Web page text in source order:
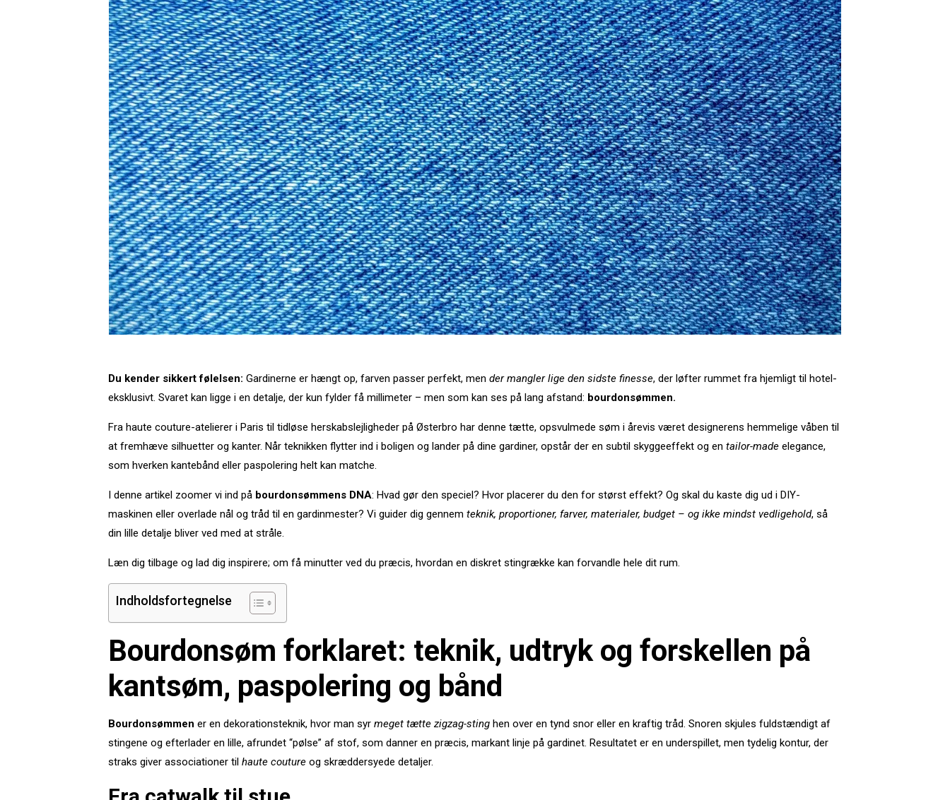
Du kender sikkert følelsen: Gardinerne er hængt op, farven passer perfekt, men der mangler lige den sidste finesse, der løfter rummet fra hjemligt til hotel-
eksklusivt. Svaret kan ligge i en detalje, der kun fylder få millimeter – men som kan ses på lang afstand: bourdonsømmen.
Fra haute couture-atelierer i Paris til tidløse herskabslejligheder på Østerbro har denne tætte, opsvulmede søm i årevis været designerens hemmelige våben til
at fremhæve silhuetter og kanter. Når teknikken flytter ind i boligen og lander på dine gardiner, opstår der en subtil skyggeeffekt og en tailor-madeelegance,
som hverken kantebånd eller paspolering helt kan matche.
I denne artikel zoomer vi ind på bourdonsømmens DNA: Hvad gør den speciel? Hvor placerer du den for størst effekt? Og skal du kaste dig ud i DIY-
maskinen eller overlade nål og tråd til en gardinmester? Vi guider dig gennem teknik, proportioner, farver, materialer, budget – og ikke mindst vedligehold, så
din lille detalje bliver ved med at stråle.
Læn dig tilbage og lad dig inspirere; om få minutter ved du præcis, hvordan en diskret stingrække kan forvandle hele dit rum.
Indholdsfortegnelse
Bourdonsøm forklaret: teknik, udtryk og forskellen på
kantsøm, paspolering og bånd
Bourdonsømmen er en dekorationsteknik, hvor man syr meget tætte zigzag-stinghen over en tynd snor eller en kraftig tråd. Snoren skjules fuldstændigt af
stingene og efterlader en lille, afrundet “pølse” af stof, som danner en præcis, markant linje på gardinet. Resultatet er en underspillet, men tydelig kontur, der
straks giver associationer til haute coutureog skræddersyede detaljer.